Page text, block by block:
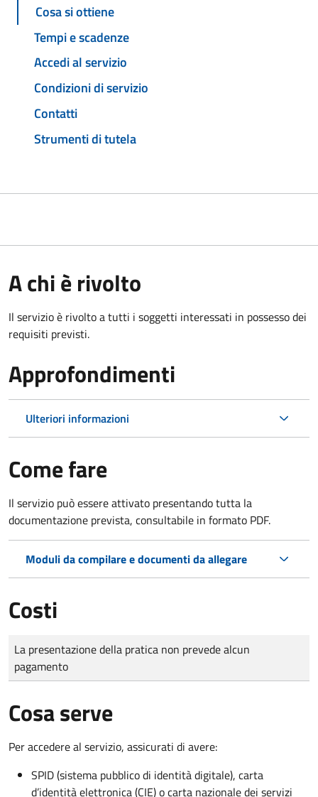
Cosa si ottiene
Tempi e scadenze
Accedi al servizio
Condizioni di servizio
Contatti
Strumenti di tutela
A chi è rivolto
Il servizio è rivolto a tutti i soggetti interessati in possesso dei
requisiti previsti.
Approfondimenti
Ulteriori informazioni
Come fare
Il servizio può essere attivato presentando tutta la
documentazione prevista, consultabile in formato PDF.
Moduli da compilare e documenti da allegare
Costi
Tipo di pagamento
Importo
La presentazione della pratica non prevede alcun
pagamento
Cosa serve
Per accedere al servizio, assicurati di avere:
SPID (sistema pubblico di identità digitale), carta
d’identità elettronica (CIE) o carta nazionale dei servizi